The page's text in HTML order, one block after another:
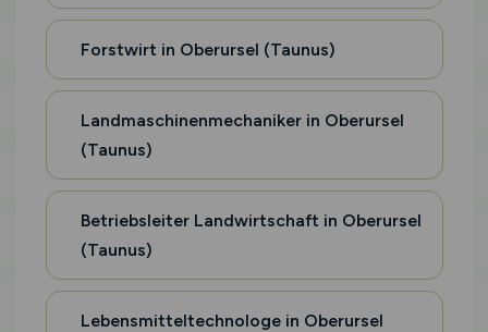
Forstwirt in Oberursel (Taunus)
Landmaschinenmechaniker in Oberursel
(Taunus)
Betriebsleiter Landwirtschaft in Oberursel
(Taunus)
Lebensmitteltechnologe in Oberursel